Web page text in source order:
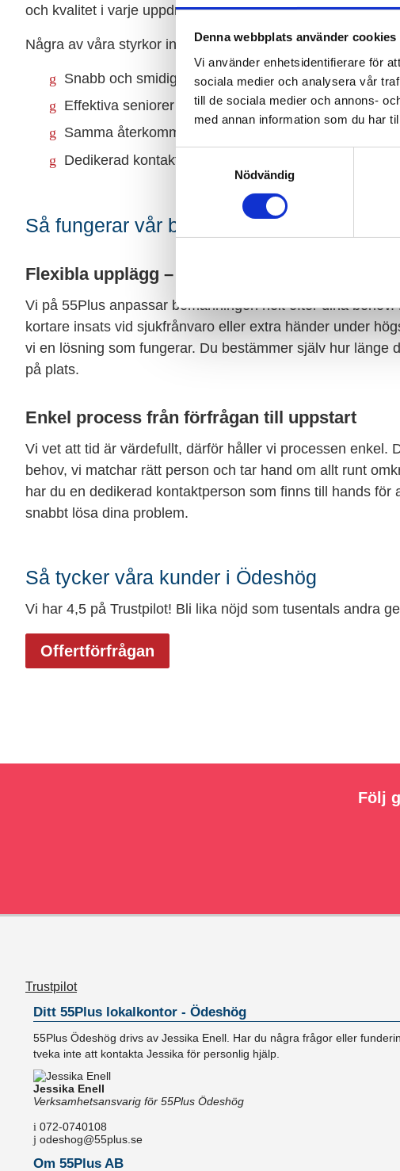
Denna webbplats använder cookies
Vi använder enhetsidentifierare för
sociala medier och analysera vår
till de sociala medier och annons-
med annan information som du har
Samtyckesval
Nödvändig
och kvalitet i varje uppdrag.
Några av våra styrkor inom hotell, kök och servering är:
Snabb och smidig bemanning – även med kort varsel
Effektiva seniorer med många års erfarenhet inom
Samma återkommande medarbetare för trygghet och
Dedikerad kontaktperson som alla finns nära till hands
Så fungerar vår bemanning inom hotell,
Flexibla upplägg – på timmar eller längre
Vi på 55Plus anpassar bemanningen helt efter dina
kortare insats vid sjukfrånvaro eller extra händer under
vi en lösning som fungerar. Du bestämmer själv hur länge
på plats.
Enkel process från förfrågan till uppstart
Vi vet att tid är värdefullt, därför håller vi processen enkel.
behov, vi matchar rätt person och tar hand om allt runt
har du en dedikerad kontaktperson som finns till hands för
snabbt lösa dina problem.
Så tycker våra kunder i Ödeshög
Vi har 4,5 på Trustpilot! Bli lika nöjd som tusentals andra
Offertförfrågan
Följ
Trustpilot
Ditt 55Plus lokalkontor - Ödeshög
55Plus Ödeshög drivs av Jessika Enell. Har du några frågor eller
tveka inte att kontakta Jessika för personlig hjälp.
Jessika Enell
Verksamhetsansvarig för 55Plus Ödeshög
072-0740108
odeshog@55plus.se
Om 55Plus AB